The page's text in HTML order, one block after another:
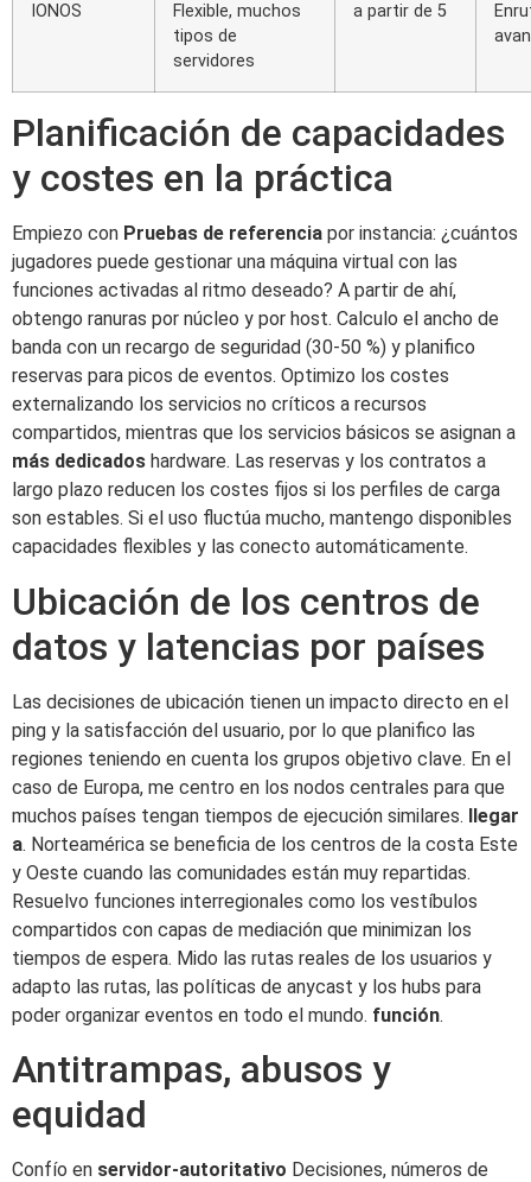
IONOS
Flexible, muchos
tipos de
servidores
a partir de 5
Planificación de capacidades
y costes en la práctica
Empiezo con Pruebas de referencia por instancia: ¿cuántos
jugadores puede gestionar una máquina virtual con las
funciones activadas al ritmo deseado? A partir de ahí,
obtengo ranuras por núcleo y por host. Calculo el ancho de
banda con un recargo de seguridad (30-50 %) y planifico
reservas para picos de eventos. Optimizo los costes
externalizando los servicios no críticos a recursos
compartidos, mientras que los servicios básicos se asignan a
más dedicados hardware. Las reservas y los contratos a
largo plazo reducen los costes fijos si los perfiles de carga
son estables. Si el uso fluctúa mucho, mantengo disponibles
capacidades flexibles y las conecto automáticamente.
Ubicación de los centros de
datos y latencias por países
Las decisiones de ubicación tienen un impacto directo en el
ping y la satisfacción del usuario, por lo que planifico las
regiones teniendo en cuenta los grupos objetivo clave. En el
caso de Europa, me centro en los nodos centrales para que
muchos países tengan tiempos de ejecución similares. llegar
a. Norteamérica se beneficia de los centros de la costa Este
y Oeste cuando las comunidades están muy repartidas.
Resuelvo funciones interregionales como los vestíbulos
compartidos con capas de mediación que minimizan los
tiempos de espera. Mido las rutas reales de los usuarios y
adapto las rutas, las políticas de anycast y los hubs para
poder organizar eventos en todo el mundo. función.
Antitrampas, abusos y
equidad
Confío en servidor-autoritativo Decisiones, números de